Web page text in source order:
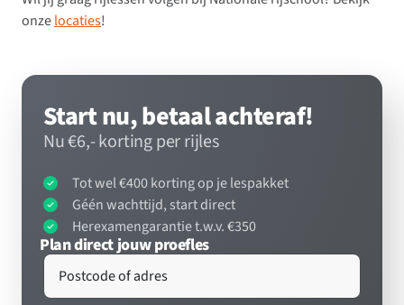
onzelocaties!
Start nu, betaal achteraf!
Nu €6,- korting per rijles
Tot wel €400 korting op je lespakket
Géén wachttijd, start direct
Herexamengarantie t.w.v. €350
Plan direct jouw proefles
Postcode of adres